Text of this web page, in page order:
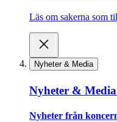
Läs om sakerna som
Nyheter & Media
Nyheter & Media
Nyheter från